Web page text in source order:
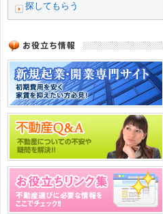
探してもらう